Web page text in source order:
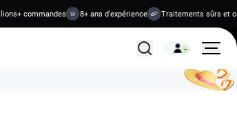
commandes 8+ ans d’expérience Traitements sûrs et
Tous les traitements